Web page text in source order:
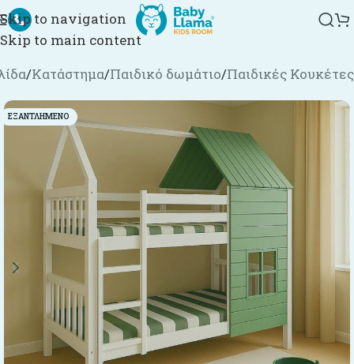
Skip to navigation
Skip to main content
/Κατάστημα/Παιδικό δωμάτιο/Παιδικές Κουκέτες
ΕΞΑΝΤΛΗΜΈΝΟ